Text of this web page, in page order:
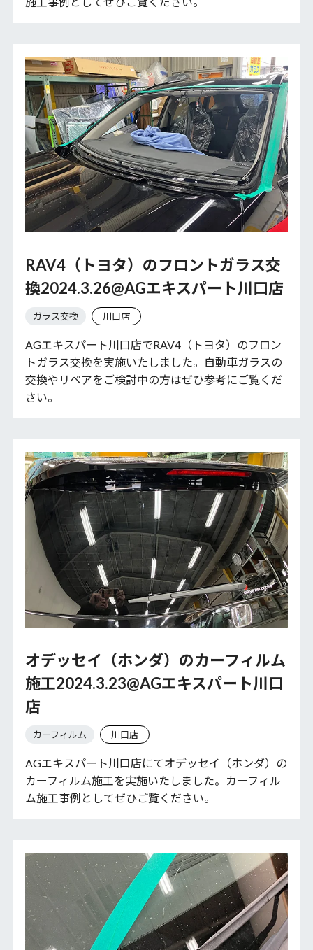
RAV4（トヨタ）のフロントガラス交
換2024.3.26@AGエキスパート川口店
ガラス交換 川口店
AGエキスパート川口店でRAV4（トヨタ）のフロン
トガラス交換を実施いたしました。自動車ガラスの
交換やリペアをご検討中の方はぜひ参考にご覧くだ
さい。
オデッセイ（ホンダ）のカーフィルム
施工2024.3.23@AGエキスパート川口
店
カーフィルム 川口店
AGエキスパート川口店にてオデッセイ（ホンダ）の
カーフィルム施工を実施いたしました。カーフィル
ム施工事例としてぜひご覧ください。